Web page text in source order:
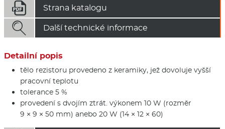
 Strana katalogu
 Další technické informace
Detailní popis
tělo rezistoru provedeno z keramiky, jež dovoluje vyšší
pracovní teplotu
tolerance 5 %
provedení s dvojím ztrát. výkonem 10 W (rozměr
9 × 9 × 50 mm) anebo 20 W (14 × 12 × 60)